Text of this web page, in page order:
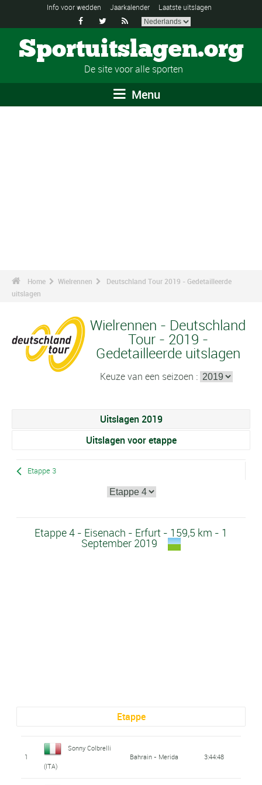
Info voor wedden Jaarkalender Laatste uitslagen
  
Sportuitslagen.org
De site voor alle sporten
Menu
Home Wielrennen
Deutschland Tour 2019 - Gedetailleerde
uitslagen
Wielrennen - Deutschland
Tour - 2019 -
Gedetailleerde uitslagen
Keuze van een seizoen :
Uitslagen 2019
Uitslagen voor etappe
Etappe 3
Etappe 4 - Eisenach - Erfurt - 159,5 km - 1
September 2019
Etappe
1
Sonny Colbrelli
(ITA)
Bahrain - Merida 3:44:48